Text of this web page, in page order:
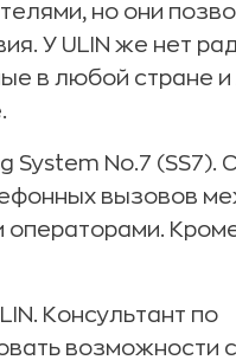
но они
У ULIN же нет
в любой стране
System No.7
вызовов
Кроме
Консультант по
возможности